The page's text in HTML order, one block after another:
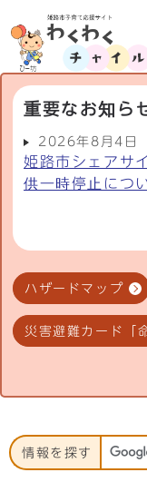
重要なお知ら
2026年8月4日
姫路市シェアサ
供一時停止につ
ハザードマップ
災害避難カード「
情報を探す